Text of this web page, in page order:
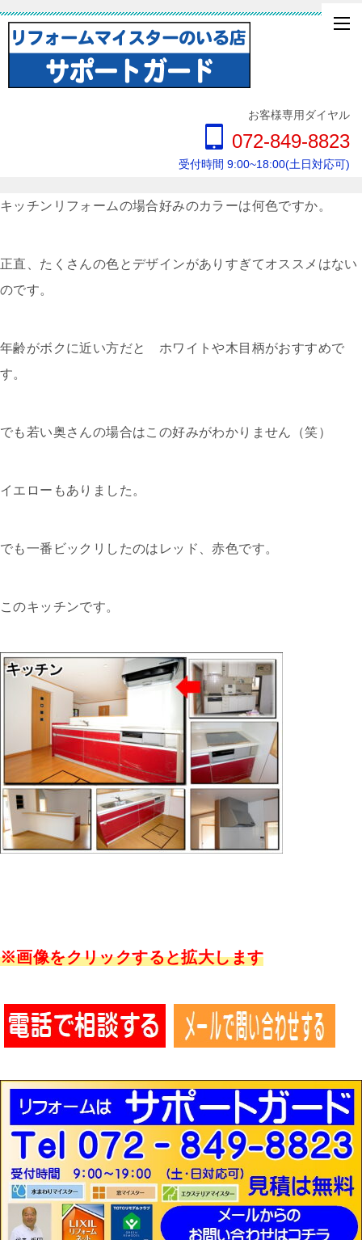
お客様専用ダイヤル
072-849-8823
受付時間 9:00~18:00(土日対応可)
キッチンリフォームの場合好みのカラーは何色ですか。
正直、たくさんの色とデザインがありすぎてオススメはない
のです。
年齢がボクに近い方だと ホワイトや木目柄がおすすめで
す。
でも若い奥さんの場合はこの好みがわかりません（笑）
イエローもありました。
でも一番ビックリしたのはレッド、赤色です。
このキッチンです。
※画像をクリックすると拡大します